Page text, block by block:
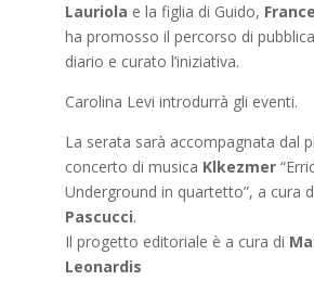
Lauriola e la figlia di Guido,
ha promosso il percorso di
diario e curato l’iniziativa.
Carolina Levi introdurrà gli eventi.
La serata sarà accompagnata dal
concerto di musica Klkezmer
Underground in quartetto”, a cura
Pascucci.
Il progetto editoriale è a cura di
Leonardis